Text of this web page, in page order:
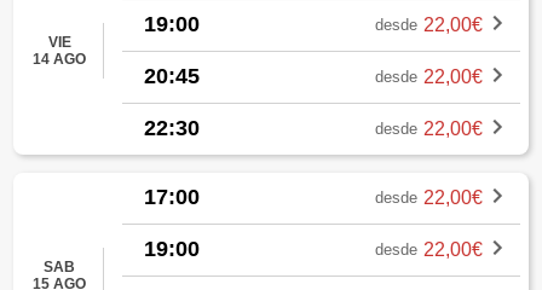
VIE
14 AGO
19:00 desde 22,00€
20:45 desde 22,00€
22:30 desde 22,00€
SAB
15 AGO
17:00 desde 22,00€
19:00 desde 22,00€